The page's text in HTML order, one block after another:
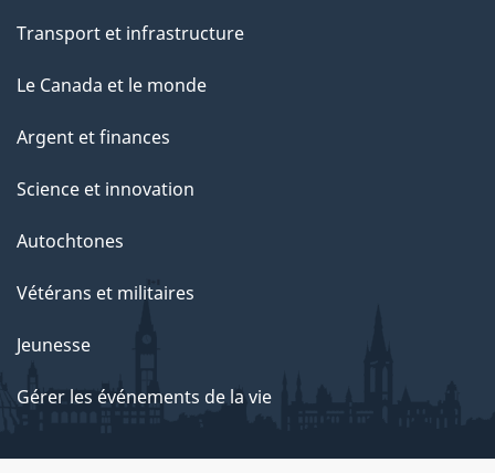
Transport et infrastructure
Le Canada et le monde
Argent et finances
Science et innovation
Autochtones
Vétérans et militaires
Jeunesse
Gérer les événements de la vie